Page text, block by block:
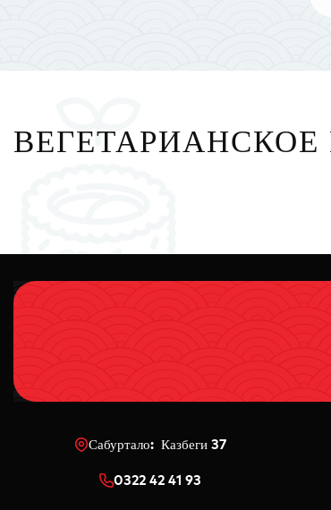
Сабуртало: Казбеги 37
0322 42 41 93